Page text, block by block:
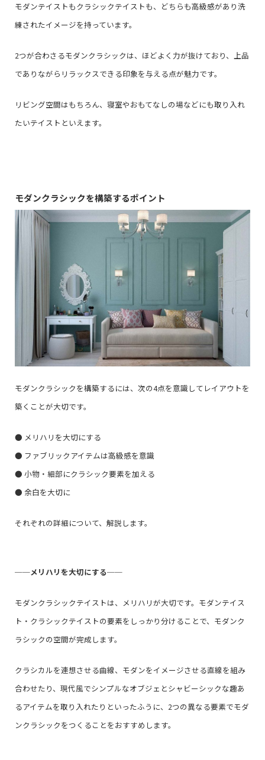
モダンテイストもクラシックテイストも、どちらも高級感があり洗
練されたイメージを持っています。
2つが合わさるモダンクラシックは、ほどよく力が抜けており、上品
でありながらリラックスできる印象を与える点が魅力です。
リビング空間はもちろん、寝室やおもてなしの場などにも取り入れ
たいテイストといえます。
モダンクラシックを構築するポイント
モダンクラシックを構築するには、次の4点を意識してレイアウトを
築くことが大切です。
● メリハリを大切にする
● ファブリックアイテムは高級感を意識
● 小物・細部にクラシック要素を加える
● 余白を大切に
それぞれの詳細について、解説します。
──メリハリを大切にする──
モダンクラシックテイストは、メリハリが大切です。モダンテイス
ト・クラシックテイストの要素をしっかり分けることで、モダンク
ラシックの空間が完成します。
クラシカルを連想させる曲線、モダンをイメージさせる直線を組み
合わせたり、現代風でシンプルなオブジェとシャビーシックな趣あ
るアイテムを取り入れたりといったふうに、2つの異なる要素でモダ
ンクラシックをつくることをおすすめします。